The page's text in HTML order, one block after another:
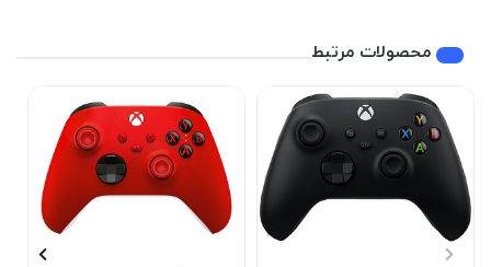
محصولات مرتبط